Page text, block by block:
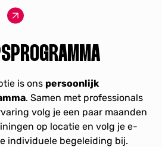
is ons persoonlijk
. Samen met professionals
volg je een paar maanden
op locatie en volg je e-
individuele begeleiding bij.